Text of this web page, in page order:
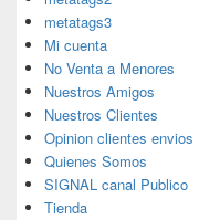
metatags3
Mi cuenta
No Venta a Menores
Nuestros Amigos
Nuestros Clientes
Opinion clientes envios
Quienes Somos
SIGNAL canal Publico
Tienda